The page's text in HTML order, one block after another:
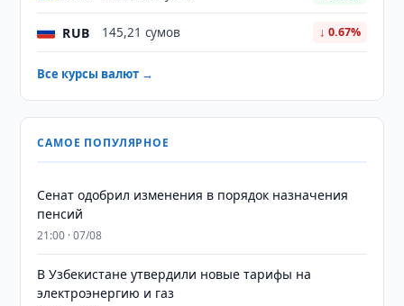
RUB 145,21 сумов ↓ 0.67%
Все курсы валют →
САМОЕ ПОПУЛЯРНОЕ
Сенат одобрил изменения в порядок назначения
пенсий
21:00 · 07/08
В Узбекистане утвердили новые тарифы на
электроэнергию и газ